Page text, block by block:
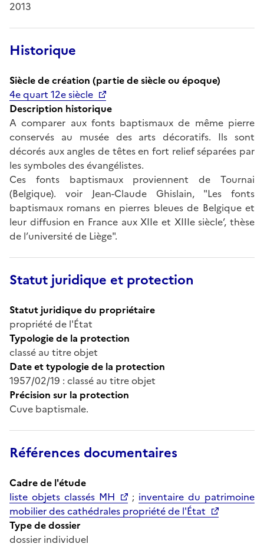
2013
Historique
Siècle de création (partie de siècle ou époque)
4e quart 12e siècle
Description historique
A comparer aux fonts baptismaux de même pierre
conservés au musée des arts décoratifs. Ils sont
décorés aux angles de têtes en fort relief séparées par
les symboles des évangélistes.
Ces fonts baptismaux proviennent de Tournai
(Belgique). voir Jean-Claude Ghislain, "Les fonts
baptismaux romans en pierres bleues de Belgique et
leur diffusion en France aux XIIe et XIIIe siècle’, thèse
de l’université de Liège".
Statut juridique et protection
Statut juridique du propriétaire
propriété de l'État
Typologie de la protection
classé au titre objet
Date et typologie de la protection
1957/02/19 : classé au titre objet
Précision sur la protection
Cuve baptismale.
Références documentaires
Cadre de l'étude
liste objets classés MH
; inventaire du patrimoine
mobilier des cathédrales propriété de l'État
Type de dossier
dossier individuel